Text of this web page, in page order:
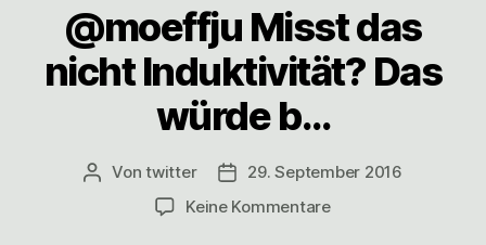
@moeffju Misst das
nicht Induktivität? Das
würde b…
Beitragsautor
Vontwitter Veröffentlichungsdatum
29. September 2016
Keine Kommentarezu